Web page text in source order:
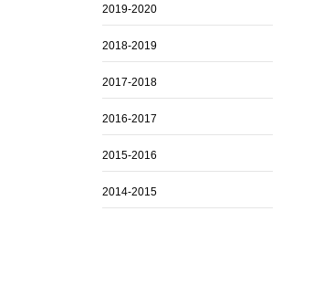
2019-2020
2018-2019
2017-2018
2016-2017
2015-2016
2014-2015